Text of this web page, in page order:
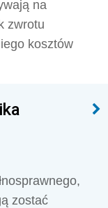
na
zwrotu
kosztów
zostać